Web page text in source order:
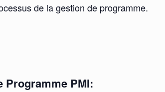
de la gestion de programme.
Programme PMI: